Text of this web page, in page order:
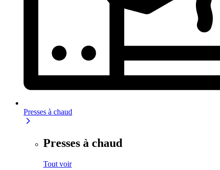
Presses à chaud
Presses à chaud
Tout voir